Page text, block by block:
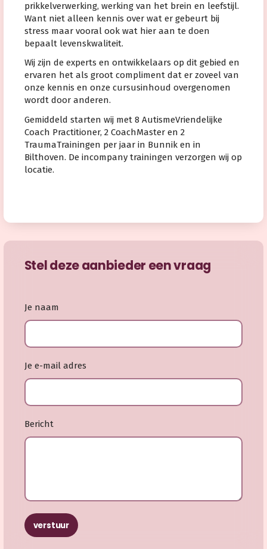
prikkelverwerking, werking van het brein en leefstijl.
Want niet alleen kennis over wat er gebeurt bij
stress maar vooral ook wat hier aan te doen
bepaalt levenskwaliteit.
Wij zijn de experts en ontwikkelaars op dit gebied en
ervaren het als groot compliment dat er zoveel van
onze kennis en onze cursusinhoud overgenomen
wordt door anderen.
Gemiddeld starten wij met 8 AutismeVriendelijke
Coach Practitioner, 2 CoachMaster en 2
TraumaTrainingen per jaar in Bunnik en in
Bilthoven. De incompany trainingen verzorgen wij op
locatie.
Stel deze aanbieder een vraag
Je naam
Je e-mail adres
Bericht
verstuur